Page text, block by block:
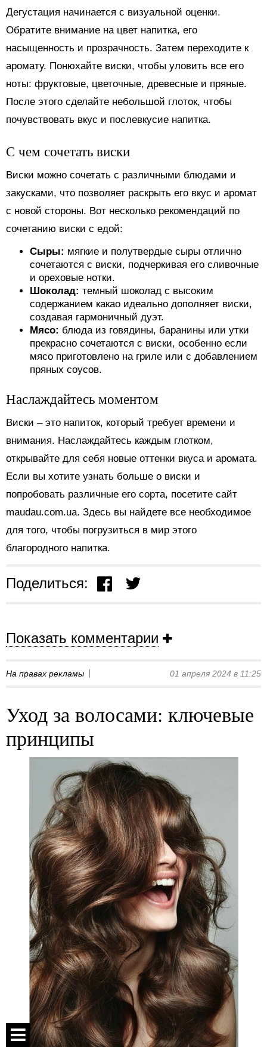
Дегустация начинается с визуальной оценки.
Обратите внимание на цвет напитка, его
насыщенность и прозрачность. Затем переходите к
аромату. Понюхайте виски, чтобы уловить все его
ноты: фруктовые, цветочные, древесные и пряные.
После этого сделайте небольшой глоток, чтобы
почувствовать вкус и послевкусие напитка.
С чем сочетать виски
Виски можно сочетать с различными блюдами и
закусками, что позволяет раскрыть его вкус и аромат
с новой стороны. Вот несколько рекомендаций по
сочетанию виски с едой:
Сыры: мягкие и полутвердые сыры отлично
сочетаются с виски, подчеркивая его сливочные
и ореховые нотки.
Шоколад: темный шоколад с высоким
содержанием какао идеально дополняет виски,
создавая гармоничный дуэт.
Мясо: блюда из говядины, баранины или утки
прекрасно сочетаются с виски, особенно если
мясо приготовлено на гриле или с добавлением
пряных соусов.
Наслаждайтесь моментом
Виски – это напиток, который требует времени и
внимания. Наслаждайтесь каждым глотком,
открывайте для себя новые оттенки вкуса и аромата.
Если вы хотите узнать больше о виски и
попробовать различные его сорта, посетите сайт
maudau.com.ua. Здесь вы найдете все необходимое
для того, чтобы погрузиться в мир этого
благородного напитка.
Поделиться:
Показать комментарии
На правах рекламы 01 апреля 2024 в 11:25
Уход за волосами: ключевые
принципы